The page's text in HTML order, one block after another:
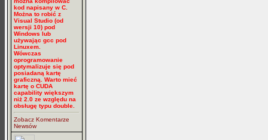
kod napisany w C.
Można to robić z
Visual Studio (od
wersji 10) pod
Windows lub
używając gcc pod
Linuxem.
Wówczas
oprogramowanie
optymalizuje się pod
posiadaną kartę
graficzną. Warto mieć
kartę o CUDA
capability większym
niż 2.0 ze względu na
obsługę typu double.
Zobacz Komentarze
Newsów